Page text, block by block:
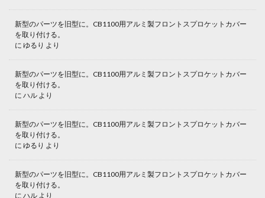
新型のパーツを旧型に。CB1100用アルミ製フロントスプロケットカバー
を取り付ける。
に ゆるり より
新型のパーツを旧型に。CB1100用アルミ製フロントスプロケットカバー
を取り付ける。
に ハル より
新型のパーツを旧型に。CB1100用アルミ製フロントスプロケットカバー
を取り付ける。
に ゆるり より
新型のパーツを旧型に。CB1100用アルミ製フロントスプロケットカバー
を取り付ける。
に ハル より